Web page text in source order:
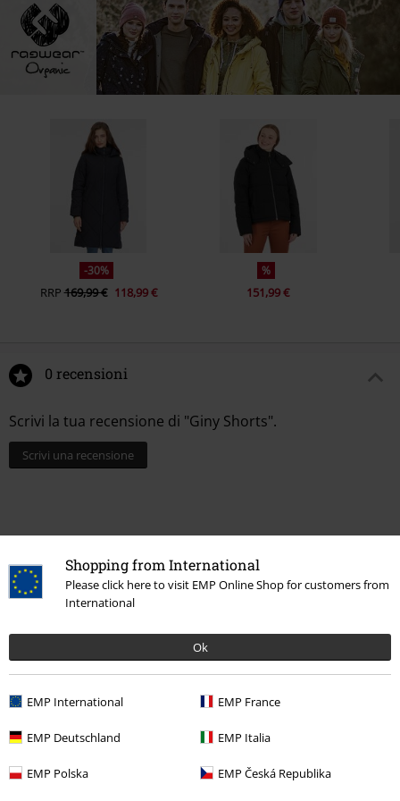
Shopping from International
Please click here to visit EMP Online Shop for customers from
International
Ok
EMP International EMP France
EMP Deutschland EMP Italia
EMP Polska EMP Česká Republika
-30%
RRP169,99 € 118,99 €
%
151,99 €
0 recensioni
Scrivi la tua recensione di "Giny Shorts".
Scrivi una recensione
Ultimi articoli visualizzati